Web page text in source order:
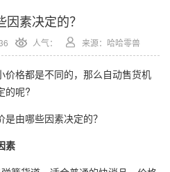
素决定的？
人气： 来源：哈哈零兽
格都是不同的，那么自动售货机
的呢?
素